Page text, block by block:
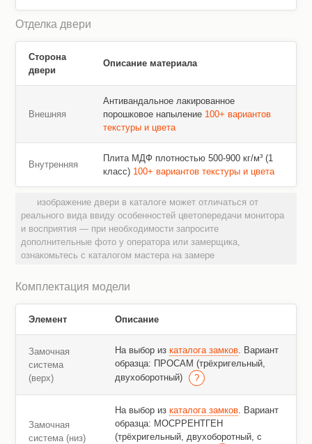
Отделка двери
Сторона
двери
Описание материала
Внешняя
Антивандальное лакированное
порошковое напыление 100+ вариантов
текстуры и цвета
Внутренняя
Плита МДФ плотностью 500-900 кг/м³ (1
класс) 100+ вариантов текстуры и цвета
изображение двери в каталоге может отличаться от
реального вида ввиду особенностей цветопередачи монитора
и восприятия — при необходимости запросите
дополнительные фото у оператора или замерщика,
ознакомьтесь с каталогом мастера на замере
Комплектация модели
Элемент Описание
Замочная
система
(верх)
На выбор из каталога замков. Вариант
образца: ПРОСАМ (трёхригельный,
двухоборотный)
Замочная
система (низ)
На выбор из каталога замков. Вариант
образца: МОСРРЕНТГЕН
(трёхригельный, двухоборотный, с